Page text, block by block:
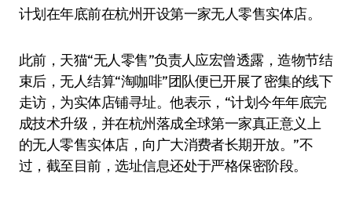
计划在年底前在杭州开设第一家无人零售实体店。
此前，天猫“无人零售”负责人应宏曾透露，造物节结
束后，无人结算“淘咖啡”团队便已开展了密集的线下
走访，为实体店铺寻址。他表示，“计划今年年底完
成技术升级，并在杭州落成全球第一家真正意义上
的无人零售实体店，向广大消费者长期开放。”不
过，截至目前，选址信息还处于严格保密阶段。